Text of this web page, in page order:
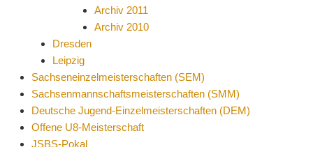
Archiv 2011
Archiv 2010
Dresden
Leipzig
Sachseneinzelmeisterschaften (SEM)
Sachsenmannschaftsmeisterschaften (SMM)
Deutsche Jugend-Einzelmeisterschaften (DEM)
Offene U8-Meisterschaft
JSBS-Pokal